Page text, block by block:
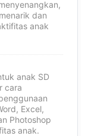
dan
anak
anak SD
cara
Excel,
Photoshop
anak.